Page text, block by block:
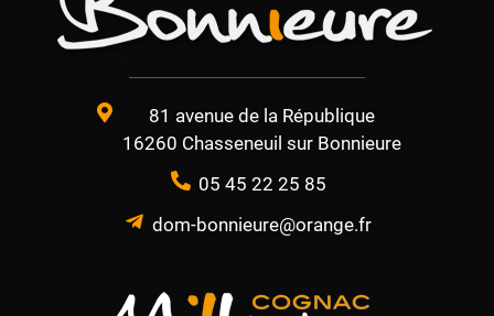
81 avenue de la République
16260 Chasseneuil sur Bonnieure
05 45 22 25 85
dom-bonnieure@orange.fr